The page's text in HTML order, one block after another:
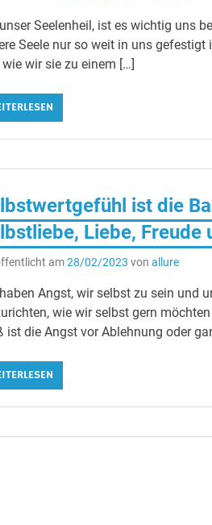
Seelenheil, ist es wichtig uns
Seele nur so weit in uns gefestigt
wir sie zu einem […]
ist die
Liebe, Freude
am28/02/2023 vonallure
Angst, wir selbst zu sein und
wie wir selbst gern
ist die Angst vor Ablehnung oder